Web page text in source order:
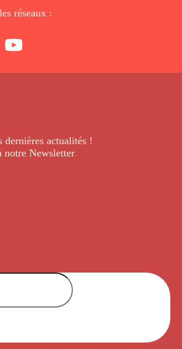
réseaux :
dernières actualités !
notre Newsletter.